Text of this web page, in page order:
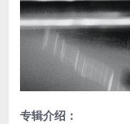
专辑介绍：